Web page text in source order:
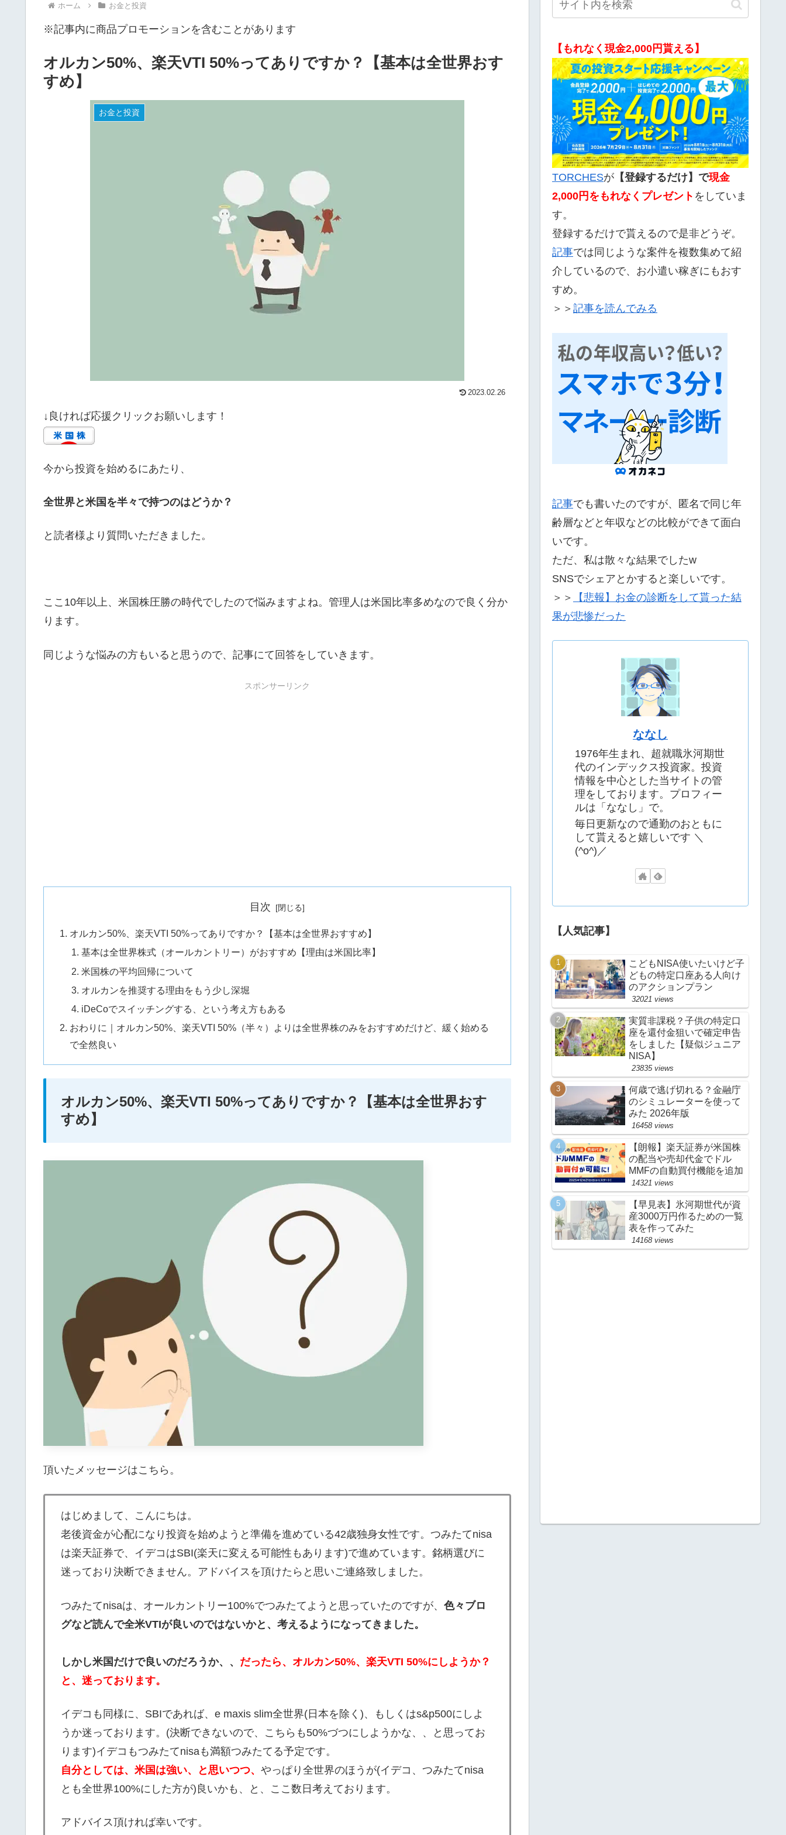
ホーム お金と投資
※記事内に商品プロモーションを含むことがあります
オルカン50%、楽天VTI 50%ってありですか？【基本は全世界おす
すめ】
お金と投資
2023.02.26
↓良ければ応援クリックお願いします！
今から投資を始めるにあたり、
全世界と米国を半々で持つのはどうか？
と読者様より質問いただきました。
ここ10年以上、米国株圧勝の時代でしたので悩みますよね。管理人は米国比率多めなので良く分か
ります。
同じような悩みの方もいると思うので、記事にて回答をしていきます。
スポンサーリンク
目次
オルカン50%、楽天VTI 50%ってありですか？【基本は全世界おすすめ】
基本は全世界株式（オールカントリー）がおすすめ【理由は米国比率】
米国株の平均回帰について
オルカンを推奨する理由をもう少し深堀
iDeCoでスイッチングする、という考え方もある
おわりに｜オルカン50%、楽天VTI 50%（半々）よりは全世界株のみをおすすめだけど、緩く始める
で全然良い
オルカン50%、楽天VTI 50%ってありですか？【基本は全世界おす
すめ】
頂いたメッセージはこちら。
はじめまして、こんにちは。
老後資金が心配になり投資を始めようと準備を進めている42歳独身女性です。つみたてnisa
は楽天証券で、イデコはSBI(楽天に変える可能性もあります)で進めています。銘柄選びに
迷っており決断できません。アドバイスを頂けたらと思いご連絡致しました。
つみたてnisaは、オールカントリー100%でつみたてようと思っていたのですが、 色々ブロ
グなど読んで全米VTIが良いのではないかと、考えるようになってきました。
しかし米国だけで良いのだろうか、、 だったら、オルカン50%、楽天VTI 50%にしようか？
と、迷っております。
イデコも同様に、SBIであれば、e maxis slim全世界(日本を除く)、もしくはs&p500にしよ
うか迷っております。(決断できないので、こちらも50%づつにしようかな、、と思ってお
ります)イデコもつみたてnisaも満額つみたてる予定です。
自分としては、米国は強い、と思いつつ、 やっぱり全世界のほうが(イデコ、つみたてnisa
とも全世界100%にした方が)良いかも、と、ここ数日考えております。
アドバイス頂ければ幸いです。
【もれなく現金2,000円貰える】
TORCHESが 【登録するだけ】で現金
2,000 円をもれなくプレゼント をしていま
す。
登録するだけで貰えるので是非どうぞ。
記事では同じような案件を複数集めて紹
介しているので、お小遣い稼ぎにもおす
すめ。
＞＞ 記事を読んでみる
記事でも書いたのですが、匿名で同じ年
齢層などと年収などの比較ができて面白
いです。
ただ、私は散々な結果でしたw
SNSでシェアとかすると楽しいです。
＞＞
【悲報】お金の診断をして貰った結
果が悲惨だった
ななし
1976年生まれ、超就職氷河期世
代のインデックス投資家。投資
情報を中心とした当サイトの管
理をしております。プロフィー
ルは「ななし」で。
毎日更新なので通勤のおともに
して貰えると嬉しいです ＼
(^o^)／
【人気記事】
こどもNISA使いたいけど子
どもの特定口座ある人向け
のアクションプラン
32021 views
実質非課税？子供の特定口
座を還付金狙いで確定申告
をしました【疑似ジュニア
NISA】
23835 views
何歳で逃げ切れる？金融庁
のシミュレーターを使って
みた 2026年版
16458 views
【朗報】楽天証券が米国株
の配当や売却代金でドル
MMFの自動買付機能を追加
14321 views
【早見表】氷河期世代が資
産3000万円作るための一覧
表を作ってみた
14168 views